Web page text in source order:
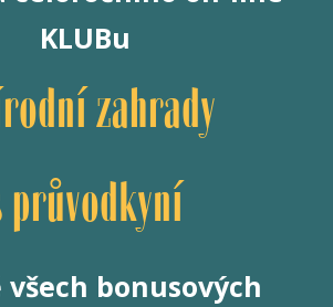
KLUBu
zahrady
průvodkyní
bonusových